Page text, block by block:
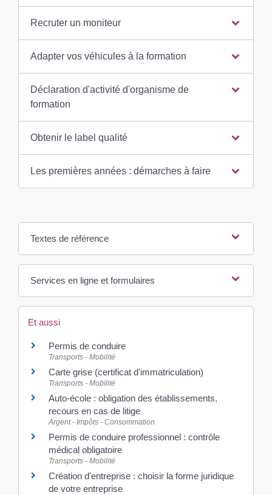
Recruter un moniteur
Adapter vos véhicules à la formation
Déclaration d'activité d'organisme de
formation
Obtenir le label qualité
Les premières années : démarches à faire
Textes de référence
Services en ligne et formulaires
Et aussi
Permis de conduire
Transports - Mobilité
Carte grise (certificat d'immatriculation)
Transports - Mobilité
Auto-école : obligation des établissements,
recours en cas de litige
Argent - Impôts - Consommation
Permis de conduire professionnel : contrôle
médical obligatoire
Transports - Mobilité
Création d'entreprise : choisir la forme juridique
de votre entreprise